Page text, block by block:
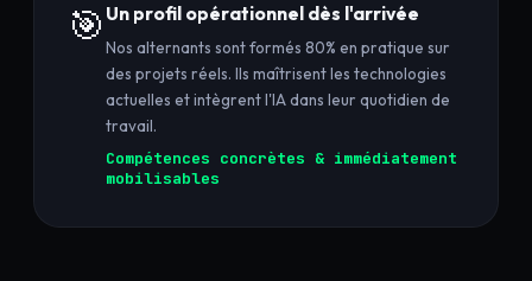
🎯 Un profil opérationnel dès l'arrivée
Nos alternants sont formés 80% en pratique sur
des projets réels. Ils maîtrisent les technologies
actuelles et intègrent l'IA dans leur quotidien de
travail.
Compétences concrètes & immédiatement
mobilisables